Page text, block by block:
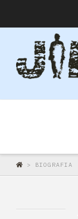
> BIOGRAFIA